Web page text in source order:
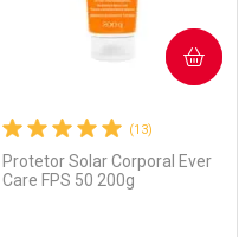
Ativar Desconto
(13)
Protetor Solar Corporal Ever
Care FPS 50 200g
COMPRAR